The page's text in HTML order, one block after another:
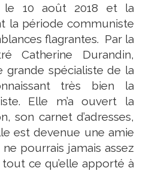
le 10 août 2018 et la
la période communiste
flagrantes. Par la
Catherine Durandin,
grande spécialiste de la
très bien la
Elle m’a ouvert la
son carnet d’adresses,
est devenue une amie
pourrais jamais assez
ce qu’elle apporté à